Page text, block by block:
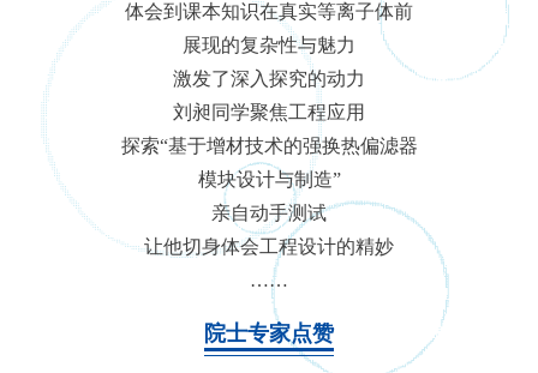
体会到课本知识在真实等离子体前
展现的复杂性与魅力
激发了深入探究的动力
刘昶同学聚焦工程应用
探索“基于增材技术的强换热偏滤器
模块设计与制造”
亲自动手测试
让他切身体会工程设计的精妙
……
院士专家点赞